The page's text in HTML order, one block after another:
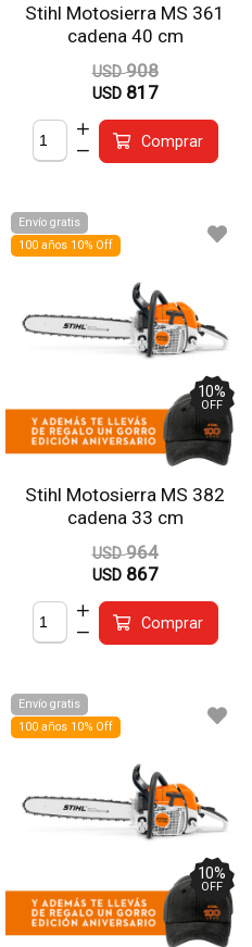
Stihl Motosierra MS 361
cadena 40 cm
USD 908
USD 817
Comprar
Envío gratis
100 años 10% Off
Stihl Motosierra MS 382
cadena 33 cm
10%
OFF
USD 964
USD 867
Comprar
Envío gratis
100 años 10% Off
10%
OFF